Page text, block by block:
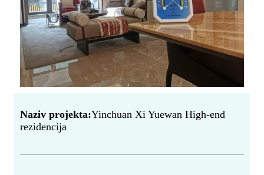
Naziv projekta:Yinchuan Xi Yuewan High-end
rezidencija